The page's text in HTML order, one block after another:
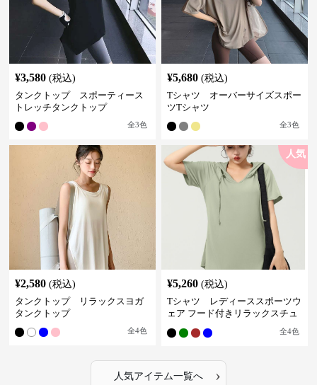
¥3,580 (税込)
タンクトップ スポーティース
トレッチタンクトップ
全3色
¥5,680 (税込)
Tシャツ オーバーサイズスポー
ツTシャツ
全3色
¥2,580 (税込)
タンクトップ リラックスヨガ
タンクトップ
全4色
人気
¥5,260 (税込)
Tシャツ レディーススポーツウ
ェア フード付きリラックスチュ
全4色
人気アイテム一覧へ ›